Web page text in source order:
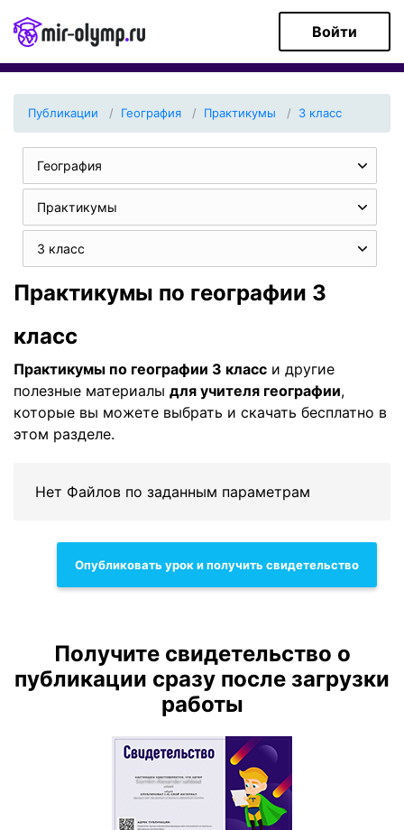
Войти
Публикации География Практикумы 3 класс
География
Практикумы
3 класс
Практикумы по географии 3
класс
Практикумы по географии 3 класс и другие
полезные материалы для учителя географии,
которые вы можете выбрать и скачать бесплатно в
этом разделе.
Нет Файлов по заданным параметрам
Опубликовать урок и получить свидетельство
Получите свидетельство о
публикации сразу после загрузки
работы